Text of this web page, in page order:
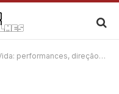
direção e o impacto do épico existencial de Terrence Malick